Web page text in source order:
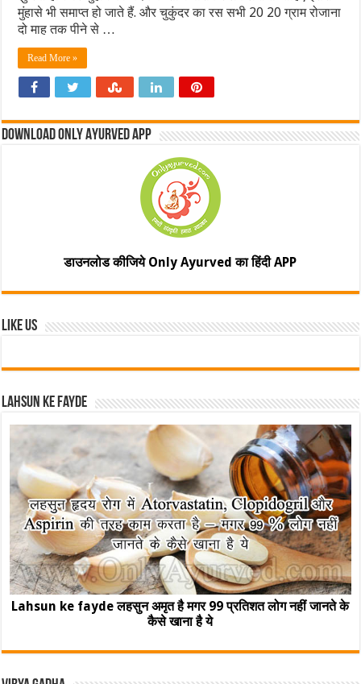
मुंहासे भी समाप्त हो जाते हैं. और चुकुंदर का रस सभी 20 20 ग्राम रोजाना
दो माह तक पीने से …
Read More »
Download Only Ayurved App
डाउनलोड कीजिये Only Ayurved का हिंदी APP
Like Us
Lahsun ke fayde
Lahsun ke fayde लहसुन अमृत है मगर 99 प्रतिशत लोग नहीं जानते के
कैसे खाना है ये